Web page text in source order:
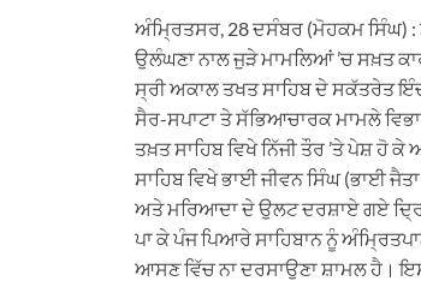
ਅੰਮ੍ਰਿਤਸਰ, 28 ਦਸੰਬਰ (ਮੋਹਕਮ ਸਿੰਘ) :
ਉਲੰਘਣਾ ਨਾਲ ਜੁੜੇ ਮਾਮਲਿਆਂ ’ਚ ਸਖ਼ਤ
ਸ੍ਰੀ ਅਕਾਲ ਤਖਤ ਸਾਹਿਬ ਦੇ ਸਕੱਤਰੇਤ
ਸੈਰ-ਸਪਾਟਾ ਤੇ ਸੱਭਿਆਚਾਰਕ ਮਾਮਲੇ
ਤਖ਼ਤ ਸਾਹਿਬ ਵਿਖੇ ਨਿੱਜੀ ਤੌਰ ’ਤੇ ਪੇਸ਼
ਸਾਹਿਬ ਵਿਖੇ ਭਾਈ ਜੀਵਨ ਸਿੰਘ (ਭਾਈ
ਅਤੇ ਮਰਿਆਦਾ ਦੇ ਉਲਟ ਦਰਸ਼ਾਏ ਗਏ
ਪਾ ਕੇ ਪੰਜ ਪਿਆਰੇ ਸਾਹਿਬਾਨ ਨੂੰ
ਆਸਣ ਵਿੱਚ ਨਾ ਦਰਸਾਉਣਾ ਸ਼ਾਮਲ ਹੈ। ਇਸ